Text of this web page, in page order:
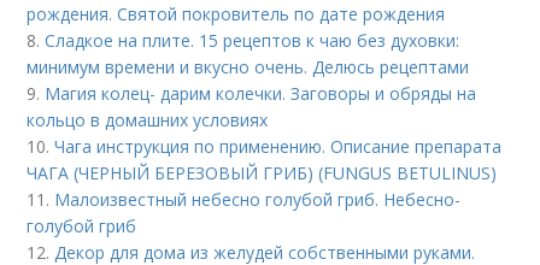
рождения. Святой покровитель по дате рождения
8.Сладкое на плите. 15 рецептов к чаю без духовки:
минимум времени и вкусно очень. Делюсь рецептами
9. Магия колец- дарим колечки. Заговоры и обряды на
кольцо в домашних условиях
10.Чага инструкция по применению. Описание препарата
ЧАГА (ЧЕРНЫЙ БЕРЕЗОВЫЙ ГРИБ) (FUNGUS BETULINUS)
11. Малоизвестный небесно голубой гриб. Небесно-
голубой гриб
12. Декор для дома из желудей собственными руками.